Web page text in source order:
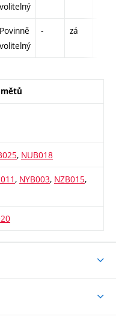
volitelný
Povinně
volitelný
- zá
, NUB018
, NYB003, NZB015,